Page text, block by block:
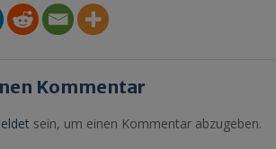
Kommentar
sein, um einen Kommentar abzugeben.